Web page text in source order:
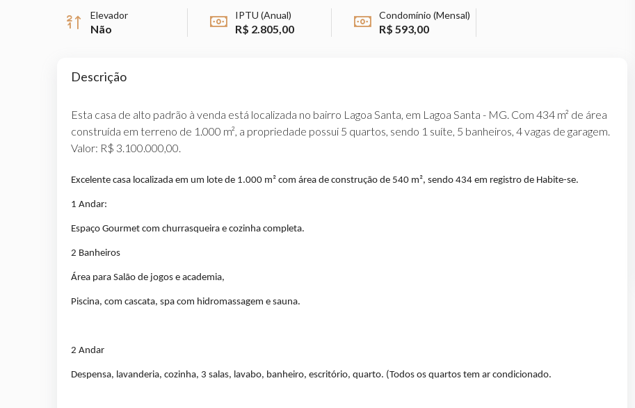
Elevador
Não
IPTU (Anual)
R$ 2.805,00
Condomínio (Mensal)
R$ 593,00
Descrição
Esta casa de alto padrão à venda está localizada no bairro Lagoa Santa, em Lagoa Santa - MG. Com 434 m² de área
construída em terreno de 1.000 m², a propriedade possui 5 quartos, sendo 1 suíte, 5 banheiros, 4 vagas de garagem.
Valor: R$ 3.100.000,00.
Excelente casa localizada em um lote de 1.000 m² com área de construção de 540 m², sendo 434 em registro de Habite-se.
1 Andar:
Espaço Gourmet com churrasqueira e cozinha completa.
2 Banheiros
Área para Salão de jogos e academia,
Piscina, com cascata, spa com hidromassagem e sauna.
2 Andar
Despensa, lavanderia, cozinha, 3 salas, lavabo, banheiro, escritório, quarto. (Todos os quartos tem ar condicionado.